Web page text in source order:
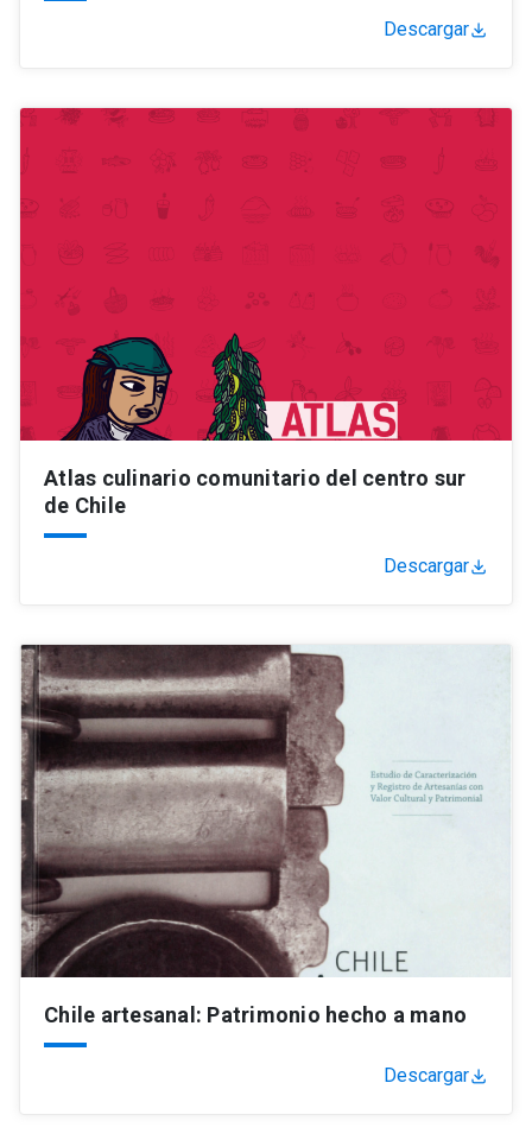
Descargar
Atlas culinario comunitario del centro sur
de Chile
Descargar
Chile artesanal: Patrimonio hecho a mano
Descargar